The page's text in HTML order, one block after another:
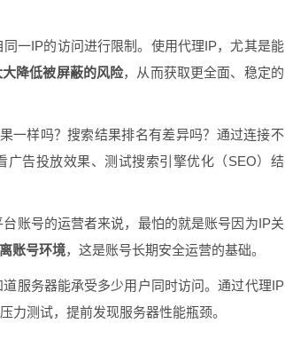
一IP的访问进行限制。使用代理IP，尤其是能
大降低被屏蔽的风险，从而获取更全面、稳定的
一样吗？搜索结果排名有差异吗？通过连接不
广告投放效果、测试搜索引擎优化（SEO）结
账号的运营者来说，最怕的就是账号因为IP关
账号环境，这是账号长期安全运营的基础。
服务器能承受多少用户同时访问。通过代理IP
力测试，提前发现服务器性能瓶颈。